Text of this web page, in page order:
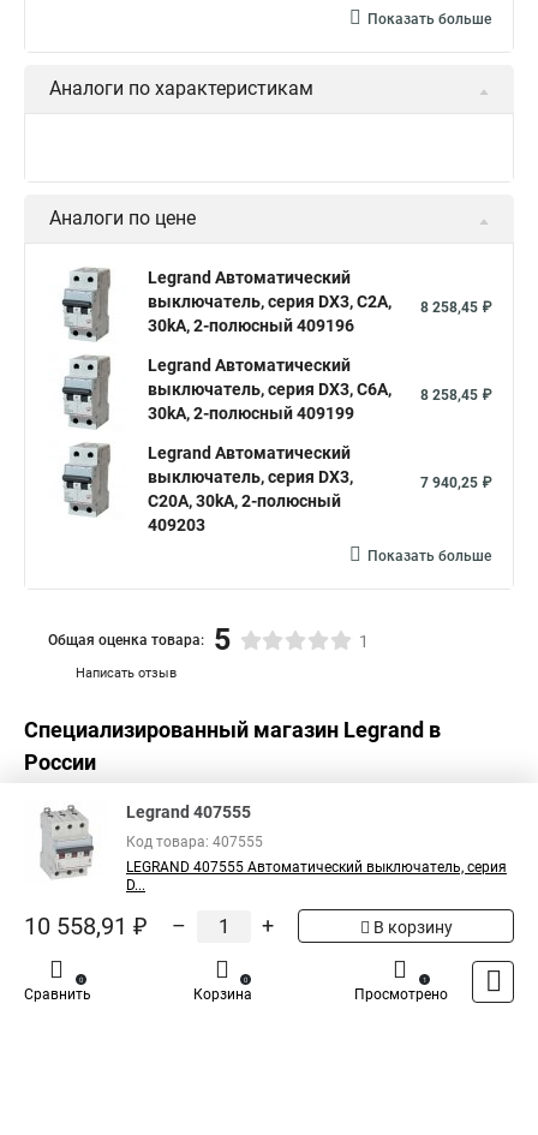
Показать больше
Аналоги по характеристикам
Аналоги по цене
Legrand Автоматический
выключатель, серия DX3, С2A,
30kA, 2-полюсный 409196
8 258,45 ₽
Legrand Автоматический
выключатель, серия DX3, С6A,
30kA, 2-полюсный 409199
8 258,45 ₽
Legrand Автоматический
выключатель, серия DX3,
С20A, 30kA, 2-полюсный
409203
7 940,25 ₽
Показать больше
Написать отзыв
Общая оценка товара: 5 1
Специализированный магазин Legrand в
России
Legrand 407555
Код товара: 407555
LEGRAND 407555 Автоматический выключатель, серия
D...
10 558,91 ₽ – + В корзину
Сравнить
0
Корзина
0
Просмотрено
1